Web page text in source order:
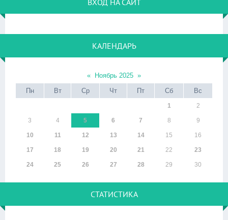
ВХОД НА САЙТ
КАЛЕНДАРЬ
« Ноябрь 2025 »
Пн
Вт Ср Чт Пт Сб Вс
1 2
3 4 5 6 7 8 9
10 11 12 13 14 15 16
17 18 19 20 21 22 23
24 25 26 27 28 29 30
СТАТИСТИКА